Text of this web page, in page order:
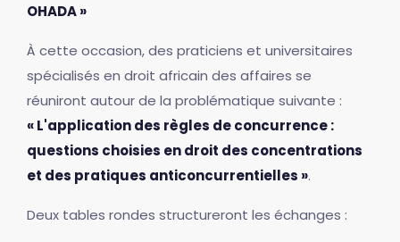
OHADA »
À cette occasion, des praticiens et universitaires
spécialisés en droit africain des affaires se
réuniront autour de la problématique suivante :
« L'application des règles de concurrence :
questions choisies en droit des concentrations
et des pratiques anticoncurrentielles ».
Deux tables rondes structureront les échanges :